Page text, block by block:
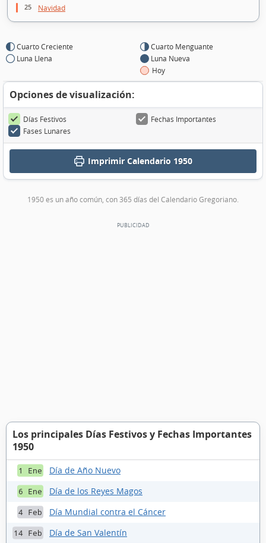
25 Navidad
Cuarto Creciente
Luna Llena
Cuarto Menguante
Luna Nueva
Hoy
Opciones de visualización:
Días Festivos
Fechas Importantes
Fases Lunares
ImprimirCalendario 1950
1950 es un año común, con 365 días del Calendario Gregoriano.
Los principales Días Festivos y Fechas Importantes
1950
1 Ene Día de Año Nuevo
6 Ene Día de los Reyes Magos
4 Feb Día Mundial contra el Cáncer
14 Feb Día de San Valentín